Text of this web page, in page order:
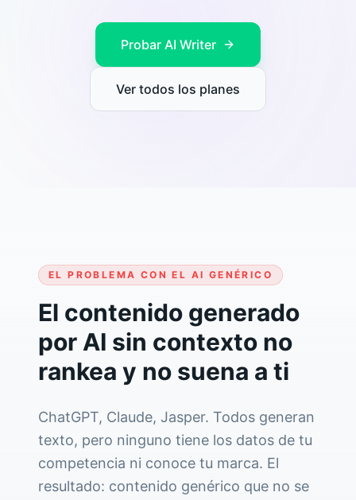
Probar AI Writer
Ver todos los planes
EL PROBLEMA CON EL AI GENÉRICO
El contenido generado
por AI sin contexto no
rankea y no suena a ti
ChatGPT, Claude, Jasper. Todos generan
texto, pero ninguno tiene los datos de tu
competencia ni conoce tu marca. El
resultado: contenido genérico que no se